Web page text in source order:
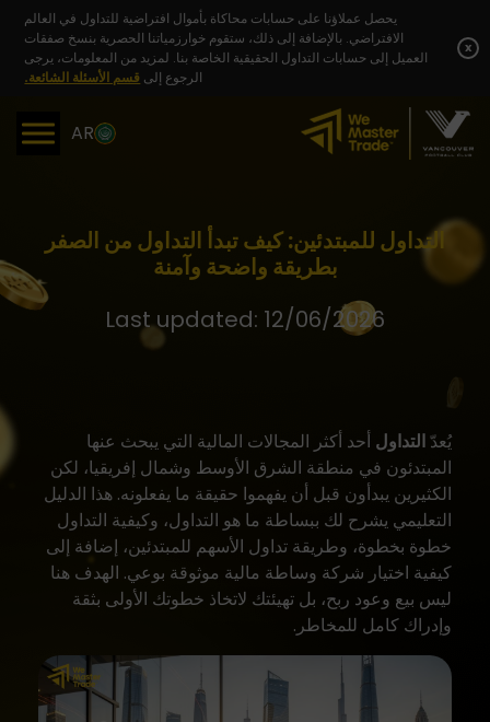
content
يحصل عملاؤنا على حسابات محاكاة بأموال افتراضية للتداول في العالم
الافتراضي. بالإضافة إلى ذلك، ستقوم خوارزمياتنا الحصرية بنسخ صفقات
العميل إلى حسابات التداول الحقيقية الخاصة بنا. لمزيد من المعلومات، يرجى
الرجوع إلى قسم الأسئلة الشائعة.
x
AR
التداول للمبتدئين: كيف تبدأ التداول من الصفر
بطريقة واضحة وآمنة
Last updated: 12/06/2026
يُعدّالتداول أحد أكثر المجالات المالية التي يبحث عنها
المبتدئون في منطقة الشرق الأوسط وشمال إفريقيا، لكن
الكثيرين يبدأون قبل أن يفهموا حقيقة ما يفعلونه. هذا الدليل
التعليمي يشرح لك ببساطة ما هو التداول، وكيفية التداول
خطوة بخطوة، وطريقة تداول الأسهم للمبتدئين، إضافة إلى
كيفية اختيار شركة وساطة مالية موثوقة بوعي. الهدف هنا
ليس بيع وعود ربح، بل تهيئتك لاتخاذ خطوتك الأولى بثقة
وإدراك كامل للمخاطر.